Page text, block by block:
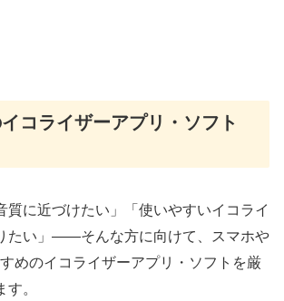
コライザーアプリ・ソフト
質に近づけたい」「使いやすいイコライ
たい」――そんな方に向けて、スマホや
めのイコライザーアプリ・ソフトを厳
。